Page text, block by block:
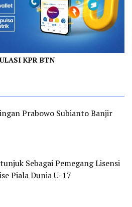
KPR BTN
Prabowo Subianto Banjir
Sebagai Pemegang Lisensi
Piala Dunia U-17